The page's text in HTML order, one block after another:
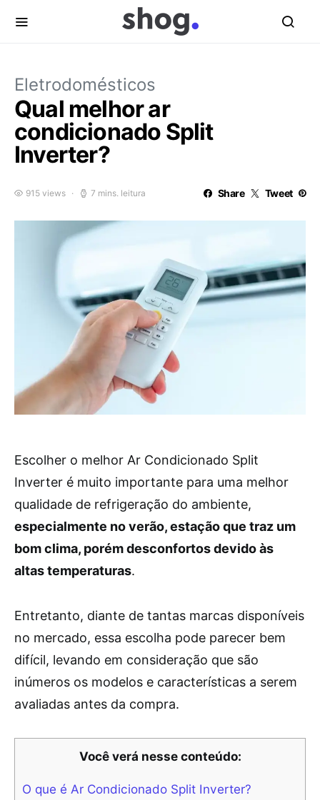
Eletrodomésticos
Qual melhor ar
condicionado Split
Inverter?
915 views 7 mins. leitura Share Tweet
Escolher o melhor Ar Condicionado Split
Inverter é muito importante para uma melhor
qualidade de refrigeração do ambiente,
especialmente no verão, estação que traz um
bom clima, porém desconfortos devido às
altas temperaturas.
Entretanto, diante de tantas marcas disponíveis
no mercado, essa escolha pode parecer bem
difícil, levando em consideração que são
inúmeros os modelos e características a serem
avaliadas antes da compra.
Você verá nesse conteúdo:
O que é Ar Condicionado Split Inverter?